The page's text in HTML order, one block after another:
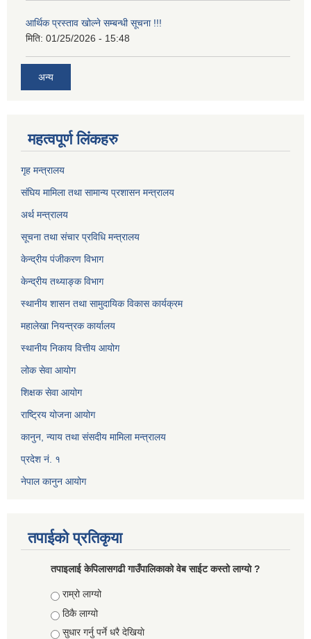
आर्थिक प्रस्ताव खोल्ने सम्बन्धी सूचना !!!
मिति: 01/25/2026 - 15:48
अन्य
महत्वपूर्ण लिंकहरु
गृह मन्त्रालय
संघिय मामिला तथा सामान्य प्रशासन मन्त्रालय
अर्थ मन्त्रालय
सूचना तथा संचार प्रविधि मन्त्रालय
केन्द्रीय पंजीकरण विभाग
केन्द्रीय तथ्याङ्क विभाग
स्थानीय शासन तथा सामुदायिक विकास कार्यक्रम
महालेखा नियन्त्रक कार्यालय
स्थानीय निकाय वित्तीय आयोग
लोक सेवा आयोग
शिक्षक सेवा आयोग
राष्ट्रिय योजना आयोग
कानुन, न्याय तथा संसदीय मामिला मन्त्रालय
प्रदेश नं. १
नेपाल कानुन आयोग
तपाईको प्रतिकृया
तपाइलाई केपिलासगढी गाउँपालिकाको वेब साईट कस्तो लाग्यो ?
Choices
राम्रो लाग्यो
ठिकै लाग्यो
सुधार गर्नु पर्ने धरै देखियाे